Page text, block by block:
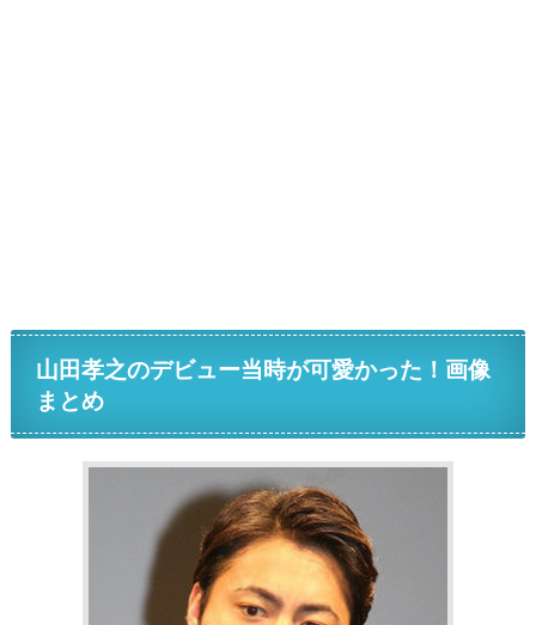
山田孝之のデビュー当時が可愛かった！画像
まとめ